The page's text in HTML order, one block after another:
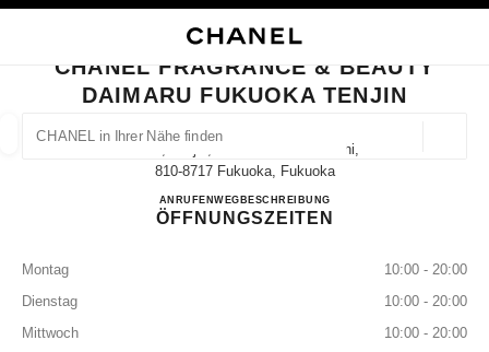
CHANEL IN IHRER NÄHE FINDEN
Vorschläge werden unter dieser Suchleiste angezeigt
0 Vorschläge verfügbar
BOUTIQUEKARTE SCHLIESSEN CHANEL FRAGRANCE & BEAUTY
CHANEL FRAGRANCE & BEAUTY
DAIMARU FUKUOKA TENJIN
1-4-1, Tenjin, Chuo-Ku Fukuoka-Shi,
810-8717 Fukuoka, Fukuoka
ANRUFEN092-741-0032
WEGBESCHREIBUNGCHANEL FRAGRANCE &
ÖFFNUNGSZEITEN
Montag
10:00 - 20:00
Dienstag
10:00 - 20:00
Mittwoch
10:00 - 20:00
BRILLEN UHREN UND SCHMUCK